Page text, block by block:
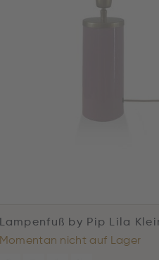
Lampenfuß by Pip Lila
Momentan nicht auf Lager